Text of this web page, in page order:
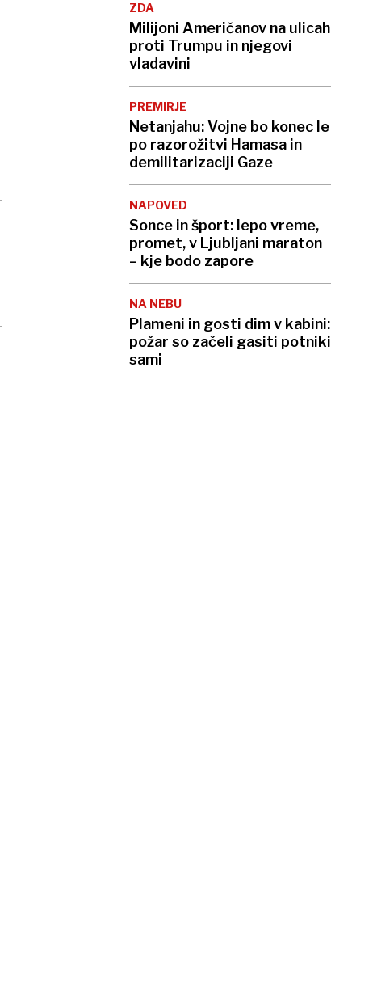
ZDA
Milijoni Američanov na ulicah
proti Trumpu in njegovi
vladavini
PREMIRJE
Netanjahu: Vojne bo konec le
po razorožitvi Hamasa in
demilitarizaciji Gaze
NAPOVED
Sonce in šport: lepo vreme,
promet, v Ljubljani maraton
– kje bodo zapore
NA NEBU
Plameni in gosti dim v kabini:
požar so začeli gasiti potniki
sami